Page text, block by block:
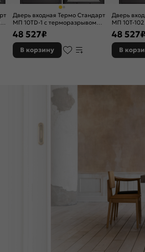
Дверь входная Термо Стандарт
МП 10TD-1 с терморазрывом
Шоколад букле/Белый софт, 2
замка, с ночной задвижкой
48 527₽
В корзину
Дверь
МП 10T-
Шоколад
матовый, 2
задвижкой
48 527₽
В